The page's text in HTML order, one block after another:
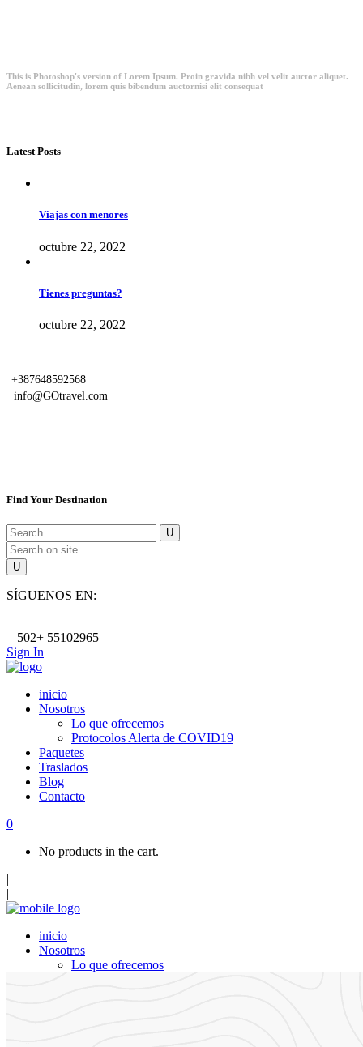
This is Photoshop's version of Lorem Ipsum. Proin gravida nibh vel velit auctor aliquet.
Aenean sollicitudin, lorem quis bibendum auctornisi elit consequat
Latest Posts
Viajas con menores
octubre 22, 2022
Tienes preguntas?
octubre 22, 2022
+387648592568
info@GOtravel.com
Find Your Destination
SÍGUENOS EN:
502+ 55102965
Sign In
inicio
Nosotros
Lo que ofrecemos
Protocolos Alerta de COVID19
Paquetes
Traslados
Blog
Contacto
0
No products in the cart.
|
|
inicio
Nosotros
Lo que ofrecemos